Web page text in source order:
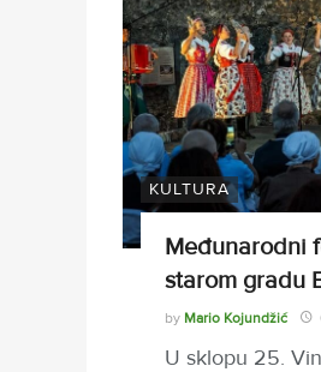
KULTURA
Međunarodni
starom gradu
by Mario Kojundžić
U sklopu 25.